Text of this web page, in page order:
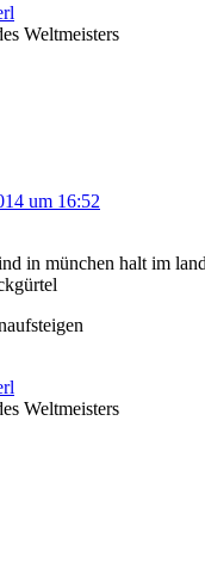
Weltmeisters
um 16:52
in münchen halt im
Weltmeisters